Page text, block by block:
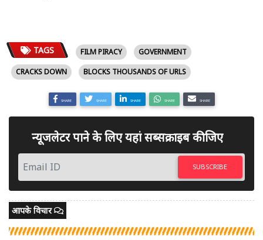
TAGS FILM PIRACY
GOVERNMENT
CRACKS DOWN
BLOCKS THOUSANDS OF URLS
SHARE SHARE SHARE SHARE SHARE
न्यूजलेटर पाने के लिए यहां सब्सक्राइब कीजिए
SUBSCRIBE
आपके विचार